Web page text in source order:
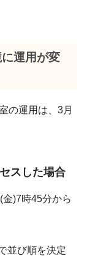
運用が変
の運用は、3月
スした場合
)7時45分から
並び順を決定